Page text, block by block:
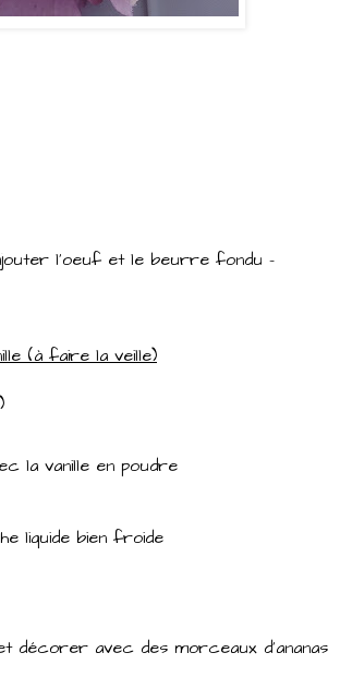
l'oeuf et le beurre fondu -
(à faire la veille)
la vanille en poudre
liquide bien froide
décorer avec des morceaux d'ananas